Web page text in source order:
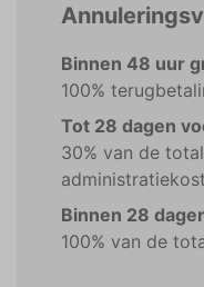
Binnen 48 uur
100%
Tot 28 dagen
30% van de
Binnen 28
100% van de